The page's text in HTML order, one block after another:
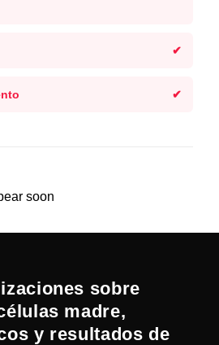
soon
sobre
madre,
y resultados de